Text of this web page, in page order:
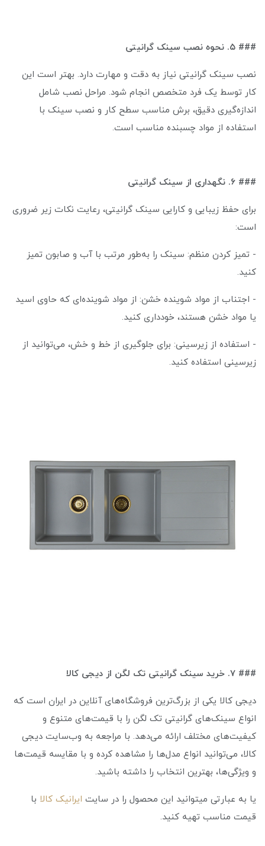
### ۵. نحوه نصب سینک گرانیتی
نصب سینک گرانیتی نیاز به دقت و مهارت دارد. بهتر است این
کار توسط یک فرد متخصص انجام شود. مراحل نصب شامل
اندازه‌گیری دقیق، برش مناسب سطح کار و نصب سینک با
استفاده از مواد چسبنده مناسب است.
### ۶. نگهداری از سینک گرانیتی
برای حفظ زیبایی و کارایی سینک گرانیتی، رعایت نکات زیر ضروری
است:
- تمیز کردن منظم: سینک را به‌طور مرتب با آب و صابون تمیز
کنید.
- اجتناب از مواد شوینده خشن: از مواد شوینده‌ای که حاوی اسید
یا مواد خشن هستند، خودداری کنید.
- استفاده از زیرسینی: برای جلوگیری از خط و خش، می‌توانید از
زیرسینی استفاده کنید.
### ۷. خرید سینک گرانیتی تک لگن از دیجی کالا
دیجی کالا یکی از بزرگ‌ترین فروشگاه‌های آنلاین در ایران است که
انواع سینک‌های گرانیتی تک لگن را با قیمت‌های متنوع و
کیفیت‌های مختلف ارائه می‌دهد. با مراجعه به وب‌سایت دیجی
کالا، می‌توانید انواع مدل‌ها را مشاهده کرده و با مقایسه قیمت‌ها
و ویژگی‌ها، بهترین انتخاب را داشته باشید.
یا به عبارتی میتوانید این محصول را در سایت ایرانیک کالا با
قیمت مناسب تهیه کنید.